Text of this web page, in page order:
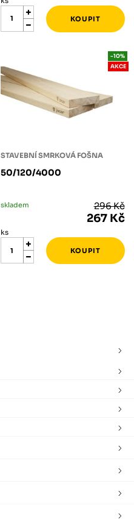
STAVEBNÍ SMRKOVÁ FOŠNA
50/120/4000
-10%
AKCE
skladem 296 Kč
267 Kč
ks